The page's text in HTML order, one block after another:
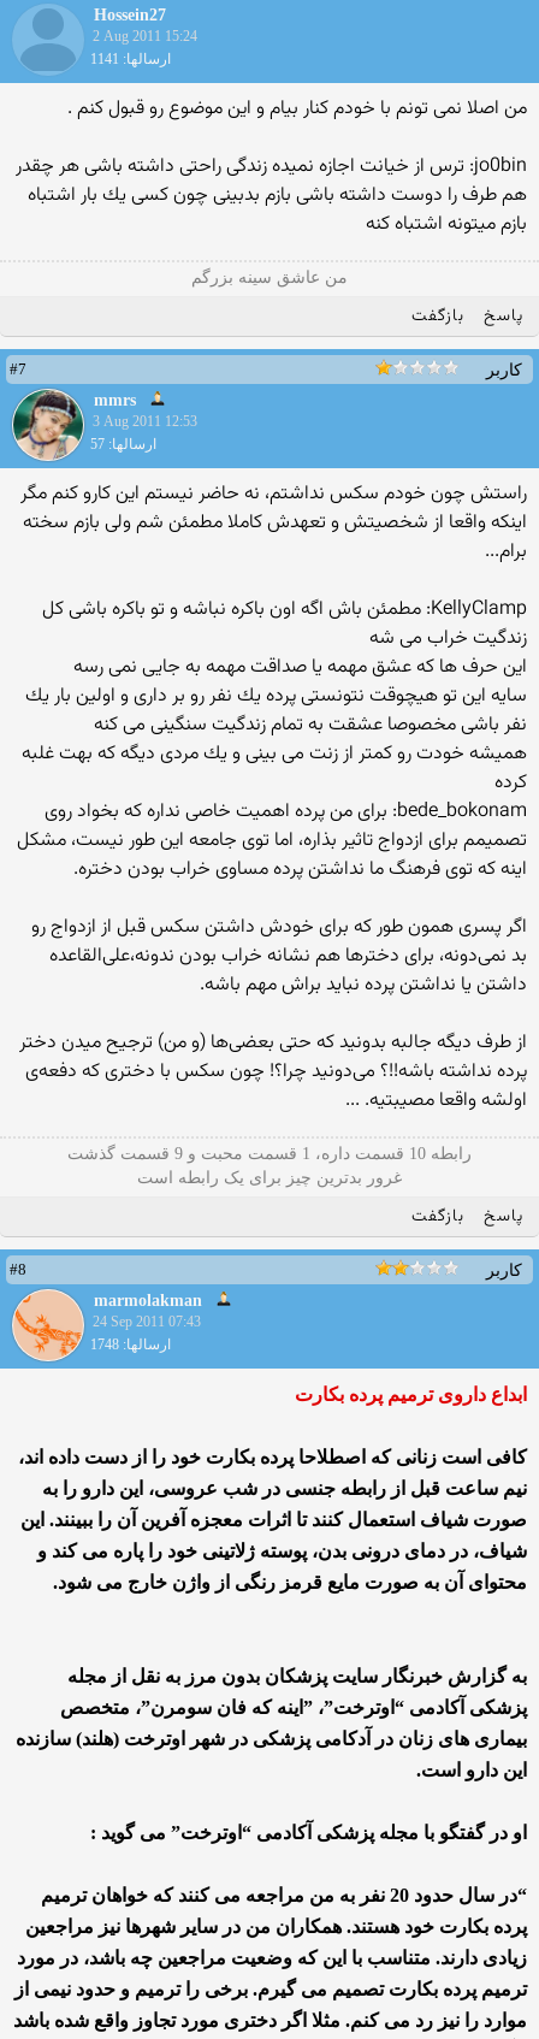
Hossein27
2 Aug 2011 15:24
ارسالها: 1141
من اصلا نمی تونم با خودم کنار بیام و این موضوع رو قبول کنم .
jo0bin: ترس از خیانت اجازه نمیده زندگی راحتی داشته باشی هر چقدر
هم طرف را دوست داشته باشی بازم بدبینی چون كسی یك بار اشتباه
بازم میتونه اشتباه كنه
من عاشق سینه بزرگم
پاسخ بازگفت
کاربر
#7
mmrs
3 Aug 2011 12:53
ارسالها: 57
راستش چون خودم سکس نداشتم، نه حاضر نیستم این کارو کنم مگر
اینکه واقعا از شخصیتش و تعهدش کاملا مطمئن شم ولی بازم سخته
برام...
KellyClamp: مطمئن باش اگه اون باكره نباشه و تو باكره باشی كل
زندگیت خراب می شه
این حرف ها كه عشق مهمه یا صداقت مهمه به جایی نمی رسه
سایه این تو هیچوقت نتونستی پرده یك نفر رو بر داری و اولین بار یك
نفر باشی مخصوصا عشقت به تمام زندگیت سنگینی می كنه
همیشه خودت رو كمتر از زنت می بینی و یك مردی دیگه كه بهت غلبه
كرده
bede_bokonam: برای من پرده اهمیت خاصی نداره که بخواد روی
تصمیمم برای ازدواج تاثیر بذاره، اما توی جامعه این طور نیست، مشکل
اینه که توی فرهنگ ما نداشتن پرده مساوی خراب بودن دختره.
اگر پسری همون طور که برای خودش داشتن سکس قبل از ازدواج رو
بد نمی‌دونه، برای دخترها هم نشانه خراب بودن ندونه،علی‌القاعده
داشتن یا نداشتن پرده نباید براش مهم باشه.
از طرف دیگه جالبه بدونید که حتی بعضی‌ها (و من) ترجیح میدن دختر
پرده نداشته باشه!!؟ می‌دونید چرا؟! چون سکس با دختری که دفعه‌ی
اولشه واقعا مصیبتیه. ...
رابطه 10 قسمت داره، 1 قسمت محبت و 9 قسمت گذشت
غرور بدترین چیز برای یک رابطه است
پاسخ بازگفت
کاربر
#8
marmolakman
24 Sep 2011 07:43
ارسالها: 1748
ابداع داروی ترمیم پرده بکارت
کافی است زنانی که اصطلاحا پرده بکارت خود را از دست داده اند،
نیم ساعت قبل از رابطه جنسی در شب عروسی، این دارو را به
صورت شیاف استعمال کنند تا اثرات معجزه آفرین آن را ببینند. این
شیاف، در دمای درونی بدن، پوسته ژلاتینی خود را پاره می کند و
محتوای آن به صورت مایع قرمز رنگی از واژن خارج می شود.
به گزارش خبرنگار سایت پزشکان بدون مرز به نقل از مجله
پزشکی آکادمی “اوترخت”، ”اینه که فان سومرن”، متخصص
بیماری های زنان در آدکامی پزشکی در شهر اوترخت (هلند) سازنده
این دارو است.
او در گفتگو با مجله پزشکی آکادمی “اوترخت” می گوید :
“در سال حدود 20 نفر به من مراجعه می کنند که خواهان ترمیم
پرده بکارت خود هستند. همکاران من در سایر شهرها نیز مراجعین
زیادی دارند. متناسب با این که وضعیت مراجعین چه باشد، در مورد
ترمیم پرده بکارت تصمیم می گیرم. برخی را ترمیم و حدود نیمی از
موارد را نیز رد می کنم. مثلا اگر دختری مورد تجاوز واقع شده باشد